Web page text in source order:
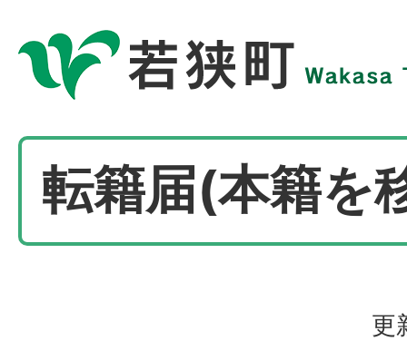
転籍届(本籍を
更